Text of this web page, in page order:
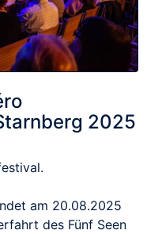
2025
am 20.08.2025
des Fünf Seen